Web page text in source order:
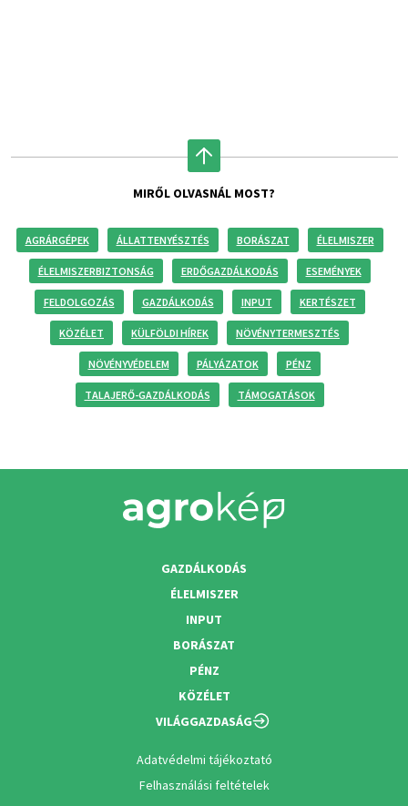
MIRŐL OLVASNÁL MOST?
AGRÁRGÉPEK ÁLLATTENYÉSZTÉS BORÁSZAT ÉLELMISZER
ÉLELMISZERBIZTONSÁG ERDŐGAZDÁLKODÁS ESEMÉNYEK
FELDOLGOZÁS GAZDÁLKODÁS INPUT KERTÉSZET
KÖZÉLET KÜLFÖLDI HÍREK NÖVÉNYTERMESZTÉS
NÖVÉNYVÉDELEM PÁLYÁZATOK PÉNZ
TALAJERŐ-GAZDÁLKODÁS TÁMOGATÁSOK
GAZDÁLKODÁS
ÉLELMISZER
INPUT
BORÁSZAT
PÉNZ
KÖZÉLET
VILÁGGAZDASÁG
Adatvédelmi tájékoztató
Felhasználási feltételek